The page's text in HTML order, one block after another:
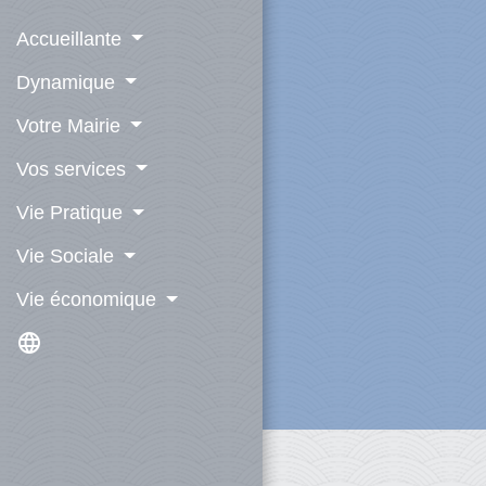
Accueillante
Dynamique
Votre Mairie
Vos services
Vie Pratique
Vie Sociale
Vie économique
language